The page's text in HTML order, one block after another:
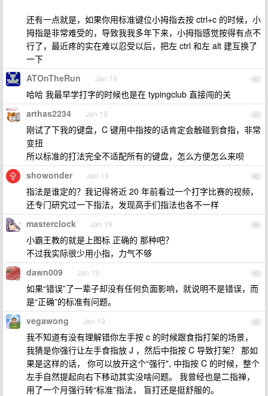
还有一点就是，如果你用标准键位小拇指去按 ctrl+c 的时候，小
拇指是非常难受的，导致我我多年下来，小拇指感觉按得有点不
行了，最近疼的实在难以忍受以后，把左 ctrl 和左 alt 建互换了
一下
41
ATOnTheRun Jan 19
哈哈 我最早学打字的时候也是在 typingclub 直接闯的关
42
arthas2234 Jan 19
刚试了下我的键盘，C 键用中指按的话肯定会触碰到食指，非常
变扭
所以标准的打法完全不适配所有的键盘，怎么方便怎么来呗
43
showonder Jan 19
指法是谁定的？我记得将近 20 年前看过一个打字比赛的视频，
还专门研究过一下指法，发现高手们指法也各不一样
44
masterclock Jan 19
小霸王教的就是上图标 正确的 那种吧？
不过我实际很少用小指，力气不够
45
dawn009 Jan 19
如果“错误”了一辈子却没有任何负面影响，就说明不是错误，而
是“正确”的标准有问题。
46
vegawong Jan 19
我不知道有没有理解错你左手按 c 的时候跟食指打架的场景，
我猜是你强行让左手食指放 J ，然后中指按 C 导致打架？ 那如
果是这样的话， 你可以放开这个“强行", 中指按 C 的时候，整个
左手自然提起向右下移动其实没啥问题。 我曾经也是二指禅，
用了一个月强行转“标准”指法， 盲打还是挺舒服的。